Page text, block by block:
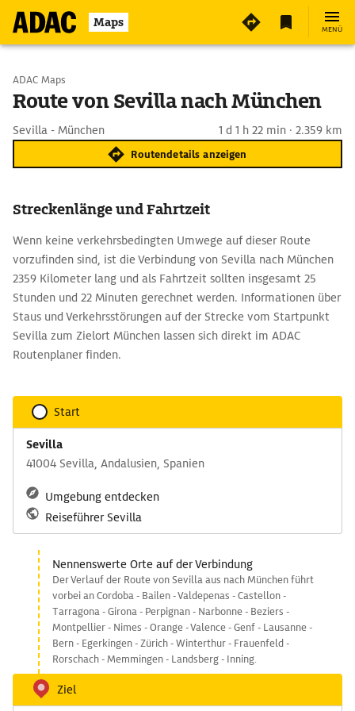
Maps MENÜ
Start wählen
ADAC Maps
Route von Sevilla nach München
Sevilla - München 1 d 1 h 22 min · 2.359 km
Routendetails anzeigen
Streckenlänge und Fahrtzeit
Wenn keine verkehrsbedingten Umwege auf dieser Route
vorzufinden sind, ist die Verbindung von Sevilla nach München
2359 Kilometer lang und als Fahrtzeit sollten insgesamt 25
Stunden und 22 Minuten gerechnet werden. Informationen über
Staus und Verkehrsstörungen auf der Strecke vom Startpunkt
Sevilla zum Zielort München lassen sich direkt im ADAC
Routenplaner finden.
Start
Sevilla
41004 Sevilla, Andalusien, Spanien
Umgebung entdecken
Reiseführer Sevilla
Nennenswerte Orte auf der Verbindung
Der Verlauf der Route von Sevilla aus nach München führt
vorbei an Cordoba - Bailen - Valdepenas - Castellon -
Tarragona - Girona - Perpignan - Narbonne - Beziers -
Montpellier - Nimes - Orange - Valence - Genf - Lausanne -
Bern - Egerkingen - Zürich - Winterthur - Frauenfeld -
Rorschach - Memmingen - Landsberg - Inning.
Ziel